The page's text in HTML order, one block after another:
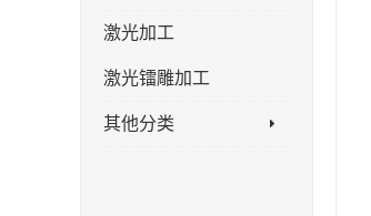
激光加工
激光镭雕加工
其他分类